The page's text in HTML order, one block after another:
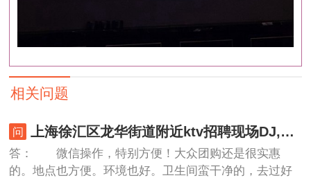
相关问题
上海徐汇区龙华街道附近ktv招聘现场DJ,有哪些工作岗位
答： 微信操作，特别方便！大众团购还是很实惠
的。地点也方便。环境也好。卫生间蛮干净的，去过好